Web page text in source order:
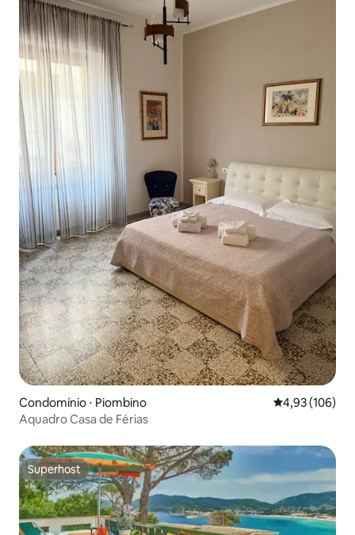
Condomínio ⋅ Piombino 4,93 de uma
4,93 (106)
Aquadro Casa de Férias
Superhost
Superhost